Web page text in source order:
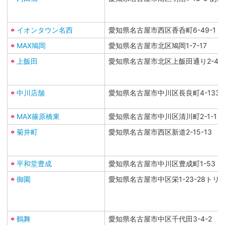
イオンタウン名西
愛知県名古屋市西区香呑町6-49-1
MAX鳩岡
愛知県名古屋市北区鳩岡1-7-17
上飯田
愛知県名古屋市北区上飯田通り2-40
中川店舗 愛知県名古屋市中川区長良町4-133
MAX篠原橋東
愛知県名古屋市中川区清川町2-1-1
菊井町
愛知県名古屋市西区新道2-15-13
平和堂豊成
愛知県名古屋市中川区豊成町1-53
御園
愛知県名古屋市中区栄1-23-28トリ
鶴舞 愛知県名古屋市中区千代田3-4-2